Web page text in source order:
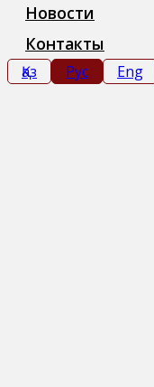
Новости
Контакты
Қаз Рус Eng